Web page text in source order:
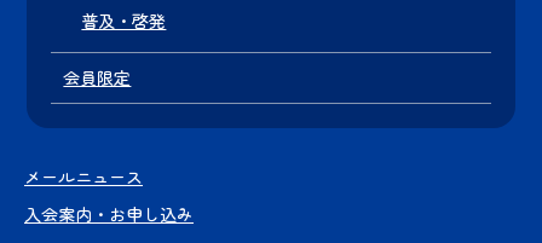
普及・啓発
会員限定
メールニュース
入会案内・お申し込み